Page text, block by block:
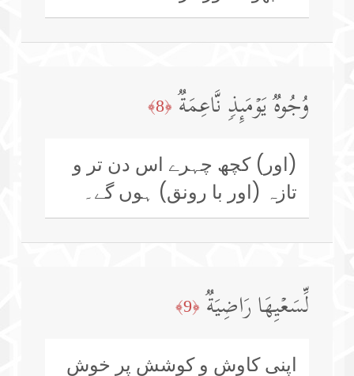
وُجُوهࣱ یَوۡمَىِٕذࣲ نَّاعِمَةࣱ ﴿8﴾
(اور) کچھ چہرے اس دن تر و
تازہ (اور با رونق) ہوں گے۔
لِّسَعۡیِهَا رَاضِیَةࣱ ﴿9﴾
اپنی کاوش و کوشش پر خوش